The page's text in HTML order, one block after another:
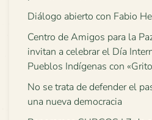
Diálogo abierto con Fabio
Centro de Amigos para la
invitan a celebrar el Día
Pueblos Indígenas con
No se trata de defender el
una nueva democracia